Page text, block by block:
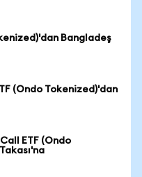
Bangladeş
(Ondo Tokenized)'dan
ETF (Ondo